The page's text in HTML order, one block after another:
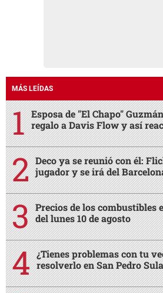
MÁS LEÍDAS
Esposa de "El Chapo"
regalo a Davis Flow y así
Deco ya se reunió con él:
jugador y se irá del
Precios de los combustibles
del lunes 10 de agosto
¿Tienes problemas con tu
resolverlo en San Pedro Sula